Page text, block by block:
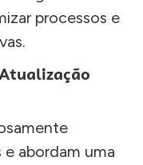
processos e
abordam uma